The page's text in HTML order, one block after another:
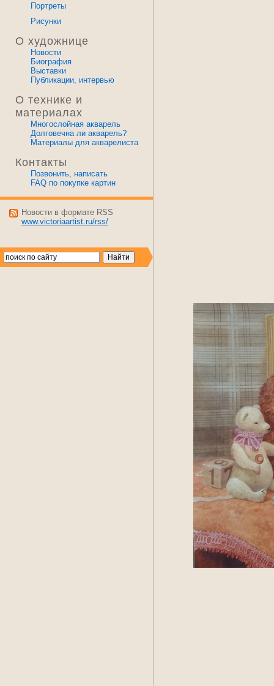
Портреты
Рисунки
О художнице
Новости
Биография
Выставки
Публикации, интервью
О технике и
материалах
Многослойная акварель
Долговечна ли акварель?
Материалы для акварелиста
Контакты
Позвонить, написать
FAQ по покупке картин
Новости в формате RSS
www.victoriaartist.ru/rss/